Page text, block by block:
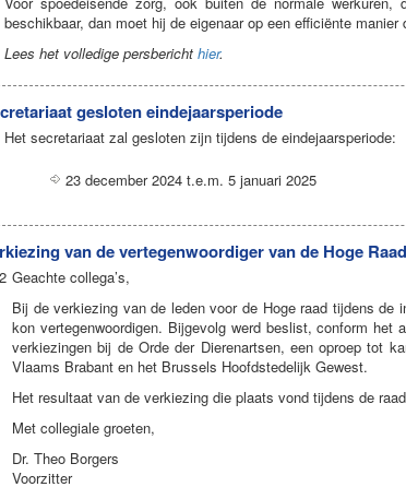
beschikbaar, dan moet hij de eigenaar op een efficiënte
Lees het volledige persbericht hier.
gesloten eindejaarsperiode
Het secretariaat zal gesloten zijn tijdens de eindejaarsperiode:
23 december 2024 t.e.m. 5 januari 2025
van de vertegenwoordiger van de Hoge
Geachte collega’s,
Bij de verkiezing van de leden voor de Hoge raad tijdens
kon vertegenwoordigen. Bijgevolg werd beslist, conform
verkiezingen bij de Orde der Dierenartsen, een oproep tot
Vlaams Brabant en het Brussels Hoofdstedelijk Gewest.
Het resultaat van de verkiezing die plaats vond tijdens de
Met collegiale groeten,
Dr. Theo Borgers
Voorzitter